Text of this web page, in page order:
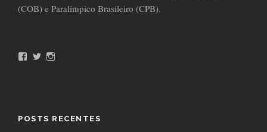
(COB) e Paralímpico Brasileiro (CPB).
k
T
a
POSTS RECENTES